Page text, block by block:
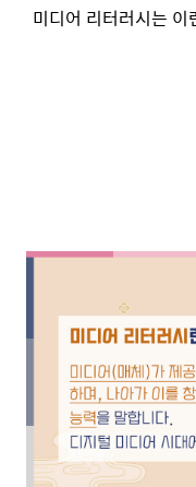
미디어 리터러시는